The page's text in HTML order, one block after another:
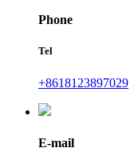
Phone
Tel
+8618123897029
E-mail